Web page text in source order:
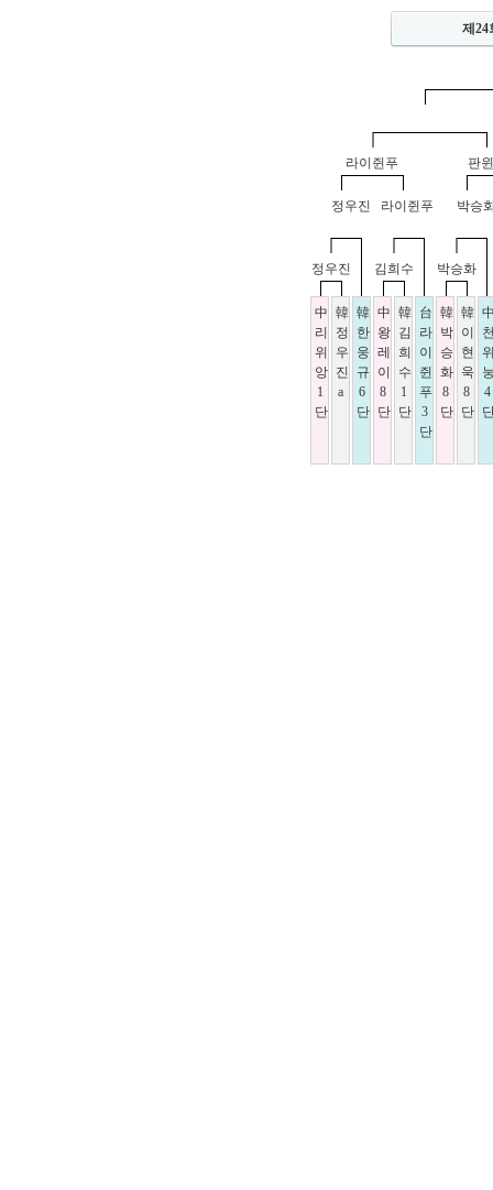
제24
라이쥔푸
정우진
정우진
中
리
위
앙
1
단
韓
정
우
진
a
韓
한
웅
규
6
단
라이쥔푸
김희수
中
왕
레
이
8
단
韓
김
희
수
1
단
台
라
이
쥔
푸
3
단
판
박승
박승화
韓
박
승
화
8
단
韓
이
현
욱
8
단
4